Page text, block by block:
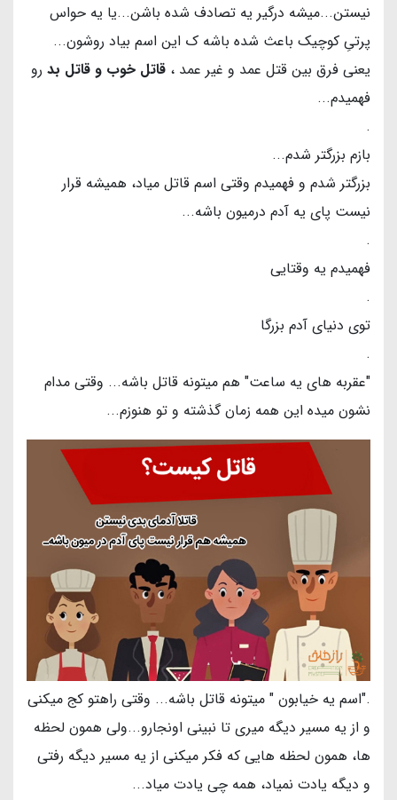
نیستن...میشه درگیر یه تصادف شده باشن...یا یه حواس
پرتیِ کوچیک باعث شده باشه ک این اسم بیاد روشون...
یعنی فرق بین قتل عمد و غیر عمد ، قاتل خوب و قاتل بد رو
فهمیدم...
.
بازم بزرگتر شدم...
بزرگتر شدم و فهمیدم وقتی اسم قاتل میاد، همیشه قرار
نیست پای یه آدم درمیون باشه...
.
فهمیدم یه وقتایی
.
توی دنیای آدم بزرگا
.
"عقربه های یه ساعت" هم میتونه قاتل باشه... وقتی مدام
نشون میده این همه زمان گذشته و تو هنوزم...
."اسم یه خیابون " میتونه قاتل باشه... وقتی راهتو کج میکنی
و از یه مسیر دیگه میری تا نبینی اونجارو...ولی همون لحظه
ها، همون لحظه هایی که فکر میکنی از یه مسیر دیگه رفتی
و دیگه یادت نمیاد، همه چی یادت میاد...